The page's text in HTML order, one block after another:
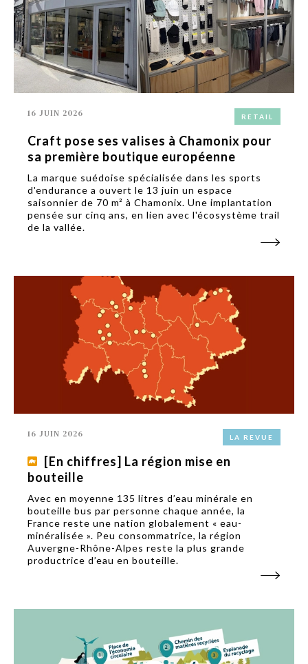
RETAIL
16 JUIN 2026
Craft pose ses valises à Chamonix pour
sa première boutique européenne
La marque suédoise spécialisée dans les sports
d'endurance a ouvert le 13 juin un espace
saisonnier de 70 m² à Chamonix. Une implantation
pensée sur cinq ans, en lien avec l'écosystème trail
de la vallée.
LA REVUE
16 JUIN 2026
[En chiffres] La région mise en
bouteille
Avec en moyenne 135 litres d’eau minérale en
bouteille bus par personne chaque année, la
France reste une nation globalement « eau-
minéralisée ». Peu consommatrice, la région
Auvergne-Rhône-Alpes reste la plus grande
productrice d’eau en bouteille.